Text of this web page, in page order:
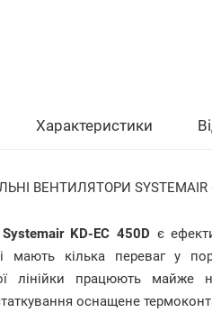
Характеристики
ВЕНТИЛЯТОРИ SYSTEMAIR
Systemair KD-EC 450D є
мають кілька переваг у
лінійки працюють майже
оснащене